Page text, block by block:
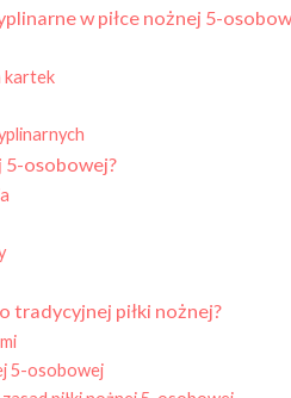
w piłce nożnej 5-
kartek
5-osobowej?
tradycyjnej piłki nożnej?
5-osobowej